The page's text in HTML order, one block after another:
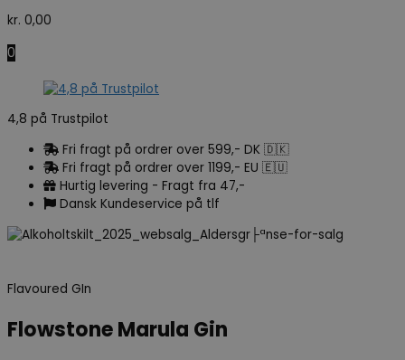
kr. 0,00
0
4,8 på Trustpilot
Fri fragt på ordrer over 599,- DK 🇩🇰
Fri fragt på ordrer over 1199,- EU 🇪🇺
Hurtig levering - Fragt fra 47,-
Dansk Kundeservice på tlf
Flavoured GIn
Flowstone Marula Gin